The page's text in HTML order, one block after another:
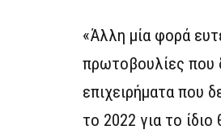
«Άλλη μία φορά
πρωτοβουλίες που
επιχειρήματα που
το 2022 για το